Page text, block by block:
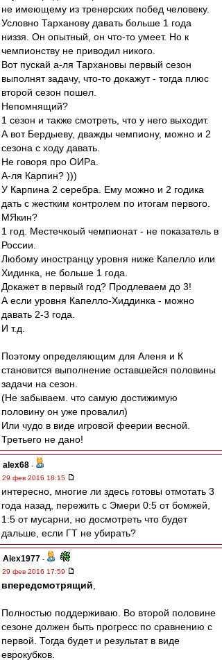
не имеющему из тренерских побед человеку.
Условно Тарханову давать больше 1 года
низзя. Он опытный, он что-то умеет. Но к
чемпионству не приводил никого.
Вот пускай а-ля Тархановы первый сезон
выполнят задачу, что-то докажут - тогда плюс
второй сезон пошел.
Непомнящий?
1 сезон и также смотреть, что у него выходит.
А вот Бердыеву, дважды чемпиону, можно и 2
сезона с ходу давать.
Не говоря про ОИРа.
А-ля Карпин? )))
У Карпина 2 серебра. Ему можно и 2 годика
дать с жестким контролем по итогам первого.
МЯкин?
1 год. Местечкоый чемпионат - не показатель в
России.
Любому иностранцу уровня ниже Капелло или
Хидинка, не больше 1 года.
Докажет в первый год? Продлеваем до 3!
А если уровня Капелло-Хиддинка - можно
давать 2-3 года.
И т.д.
Поэтому определяющим для Аленя и К
становится выполнение оставшейся половины
задачи на сезон.
(Не забываем. что самую достижимую
половину он уже провалил)
Или чудо в виде игровой феерии весной.
Третьего не дано!
alex68 -
29 фев 2016 18:15
интересно, многие ли здесь готовы отмотать 3
года назад, пережить с Эмери 0:5 от бомжей,
1:5 от мусарни, но досмотреть что будет
дальше, если ГТ не убирать?
Alex1977 -
29 фев 2016 17:59
впередсмотрящий
Полностью поддерживаю. Во второй половине
сезоне должен быть прогресс по сравнению с
первой. Тогда будет и результат в виде
еврокубков.